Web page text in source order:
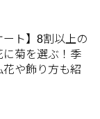
ート】8割以上の
に菊を選ぶ！季
花や飾り方も紹